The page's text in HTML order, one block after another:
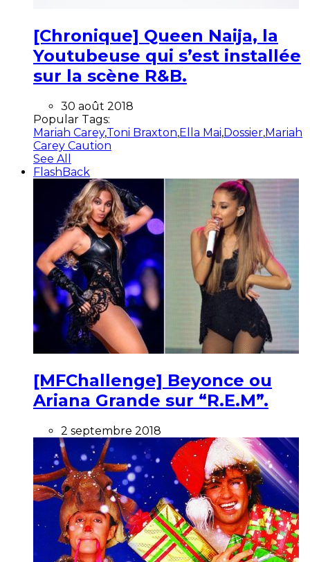
[Chronique] Queen Naija, la
Youtubeuse qui s’est installée
sur la scène R&B.
30 août 2018
Popular Tags:
Mariah Carey,Toni Braxton,Ella Mai,Dossier,Mariah
Carey Caution
See All
FlashBack
[MFChallenge] Beyonce ou
Ariana Grande sur “R.E.M”.
2 septembre 2018